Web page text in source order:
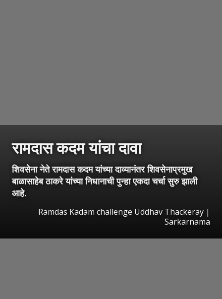
रामदास कदम यांचा दावा
शिवसेना नेते रामदास कदम यांच्या दाव्यानंतर शिवसेनाप्रमुख
बाळासाहेब ठाकरे यांच्या निधानाची पुन्हा एकदा चर्चा सुरु झाली
आहे.
Ramdas Kadam challenge Uddhav Thackeray |
Sarkarnama